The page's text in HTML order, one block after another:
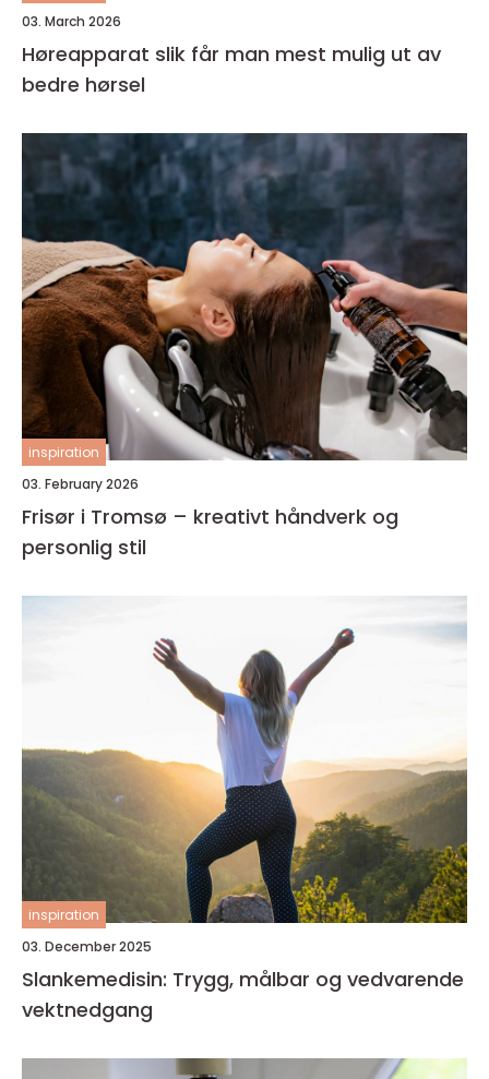
03. March 2026
Høreapparat slik får man mest mulig ut av
bedre hørsel
inspiration
03. February 2026
Frisør i Tromsø – kreativt håndverk og
personlig stil
inspiration
03. December 2025
Slankemedisin: Trygg, målbar og vedvarende
vektnedgang